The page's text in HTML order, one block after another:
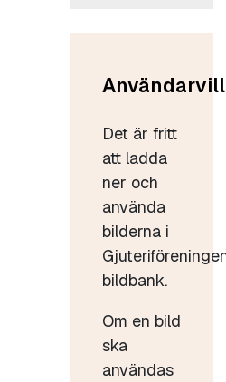
Det är fritt
att ladda
ner och
använda
bilderna i
bildbank.
Om en bild
ska
användas